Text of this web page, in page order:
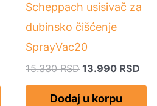
Scheppach usisivač za
dubinsko čišćenje
SprayVac20
15.330RSD 13.990 RSD
Dodaj u korpu